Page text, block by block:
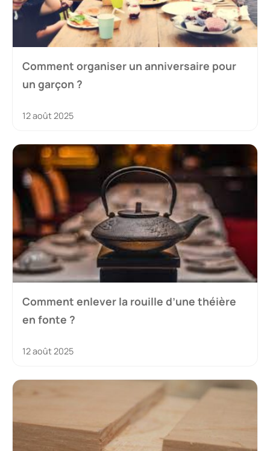
Comment organiser un anniversaire pour
un garçon ?
12 août 2025
Comment enlever la rouille d’une théière
en fonte ?
12 août 2025